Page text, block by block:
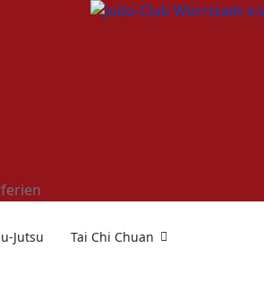
Jutsu Tai Chi Chuan